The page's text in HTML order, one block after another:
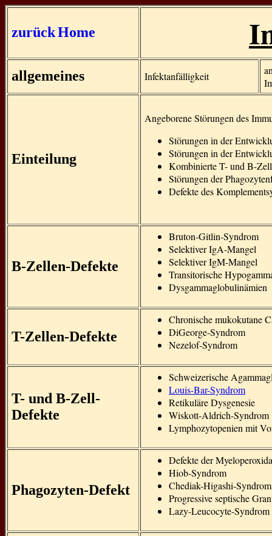
zurückHome
allgemeines Infektanfälligkeit
Einteilung
Angeborene Störungen des
Störungen in der
Störungen in der
Kombinierte T- und B-
Störungen der
Defekte des
B-Zellen-Defekte
Bruton-Gitlin-Syndrom
Selektiver IgA-Mangel
Selektiver IgM-Mangel
Transitorische
Dysgammaglobulinämien
T-Zellen-Defekte
Chronische mukokutane
DiGeorge-Syndrom
Nezelof-Syndrom
T- und B-Zell-
Defekte
Schweizerische
Louis-Bar-Syndrom
Retikuläre Dysgenesie
Wiskott-Aldrich-Syndrom
Lymphozytopenien mit
Phagozyten-Defekt
Defekte der
Hiob-Syndrom
Chediak-Higashi-Syndrom
Progressive septische
Lazy-Leucocyte-Syndrom